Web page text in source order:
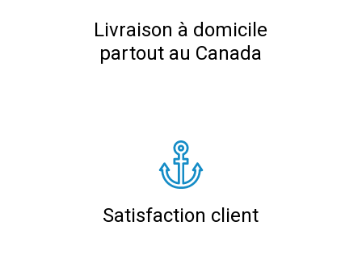
Livraison à domicile
partout au Canada
Satisfaction client